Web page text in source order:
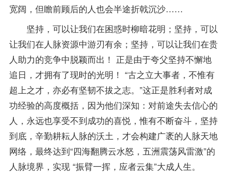
宽阔，但瞻前顾后的人也会半途折戟沉沙……
坚持，可以让我们在困惑时柳暗花明；坚持，可以
让我们在人脉资源中游刃有余；坚持，可以让我们在贵
人助力的竞争中脱颖而出！ 正是由于夸父坚持不懈地
追日，才拥有了现时的光明！ “古之立大事者，不惟有
超上之才，亦必有坚韧不拔之志。”这正是胜利者对成
功经验的高度概括，因为他们深知：对前途失去信心的
人，永远也享受不到成功的喜悦，惟有不断奋斗，坚持
到底，辛勤耕耘人脉的沃土，才会构建广袤的人脉天地
网络，最终达到“四海翻腾云水怒，五洲震荡风雷激”的
人脉境界，实现 “振臂一挥，应者云集”大成人生。